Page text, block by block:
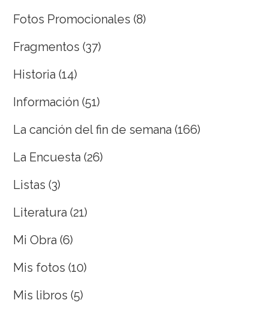
Fotos Promocionales (8)
Fragmentos (37)
Historia (14)
Información (51)
La canción del fin de semana (166)
La Encuesta (26)
Listas (3)
Literatura (21)
Mi Obra (6)
Mis fotos (10)
Mis libros (5)